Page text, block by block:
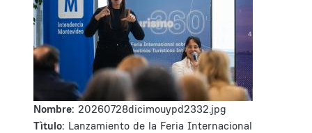
Nombre: 20260728dicimouypd2332.jpg
Tìtulo: Lanzamiento de la Feria Internacional